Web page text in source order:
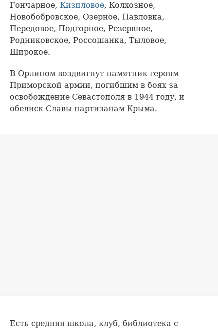
Гончарное, Кизиловое, Колхозное,
Новобобровское, Озерное, Павловка,
Передовое, Подгорное, Резервное,
Родниковское, Россошанка, Тыловое,
Широкое.
В Орлином воздвигнут памятник героям
Приморской армии, погибшим в боях за
освобождение Севастополя в 1944 году, и
обелиск Славы партизанам Крыма.
Есть средняя школа, клуб, библиотека с